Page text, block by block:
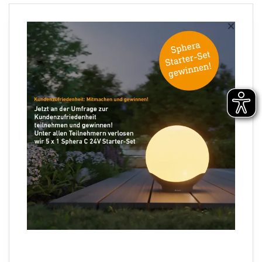
×
Ihre E-Mail Adresse
Folgen Sie uns
Sprachauswahl
LS 300 S schwarz ×